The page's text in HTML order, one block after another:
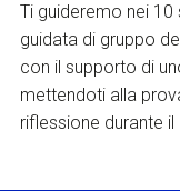
Ti guideremo nei
guidata di gruppo
con il supporto di
mettendoti alla
riflessione durante